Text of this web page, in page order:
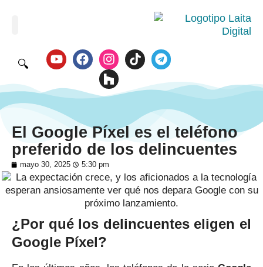
🔍
El Google Píxel es el teléfono
preferido de los delincuentes
mayo 30, 2025 5:30 pm
¿Por qué los delincuentes eligen el
Google Píxel?